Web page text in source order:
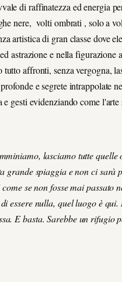
di raffinatezza ed energia
nere, volti ombrati , solo a
artistica di gran classe dove
astrazione e nella
affronti, senza vergogna,
e segrete intrappolate
gesti evidenziando come
lasciamo tutte
spiaggia e non ci sarà
se non fosse mai passato
essere nulla, quel luogo è
E basta. Sarebbe un